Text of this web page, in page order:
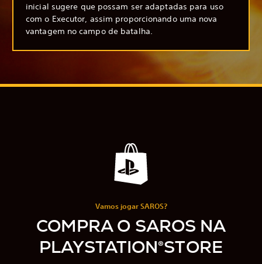
inicial sugere que possam ser adaptadas para uso
com o Executor, assim proporcionando uma nova
vantagem no campo de batalha.
Vamos jogar SAROS?
COMPRA O SAROS NA
PLAYSTATION®STORE